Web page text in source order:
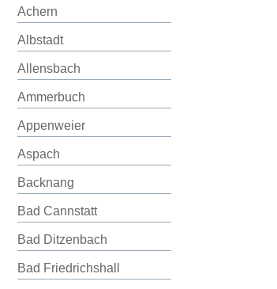
Achern
Albstadt
Allensbach
Ammerbuch
Appenweier
Aspach
Backnang
Bad Cannstatt
Bad Ditzenbach
Bad Friedrichshall